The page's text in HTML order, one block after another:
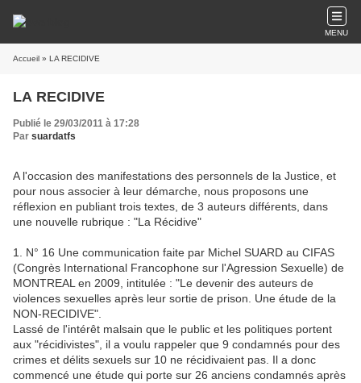
MENU
Accueil » LA RECIDIVE
LA RECIDIVE
Publié le 29/03/2011 à 17:28
Par suardatfs
A l'occasion des manifestations des personnels de la Justice, et
pour nous associer à leur démarche, nous proposons une
réflexion en publiant trois textes, de 3 auteurs différents, dans
une nouvelle rubrique : "La Récidive"
1. N° 16 Une communication faite par Michel SUARD au CIFAS
(Congrès International Francophone sur l'Agression Sexuelle) de
MONTREAL en 2009, intitulée : "Le devenir des auteurs de
violences sexuelles après leur sortie de prison. Une étude de la
NON-RECIDIVE".
Lassé de l'intérêt malsain que le public et les politiques portent
aux "récidivistes", il a voulu rappeler que 9 condamnés pour des
crimes et délits sexuels sur 10 ne récidivaient pas. Il a donc
commencé une étude qui porte sur 26 anciens condamnés après